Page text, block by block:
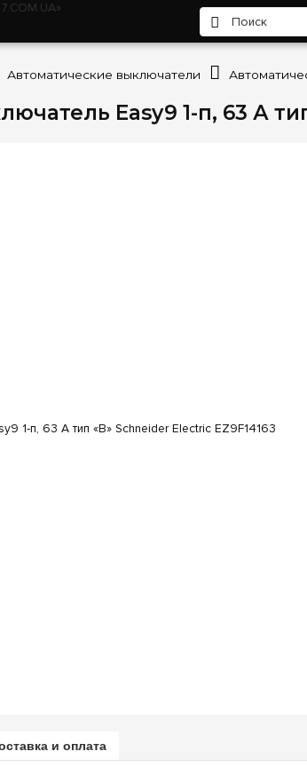
Easy9 1-п, 63 А
и оплата
Автоматические выключатели